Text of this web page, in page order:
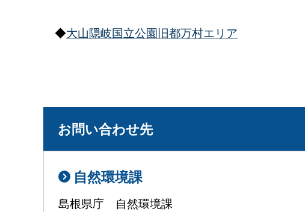
◆大山隠岐国立公園旧都万村エリア
お問い合わせ先
自然環境課
島根県庁 自然環境課